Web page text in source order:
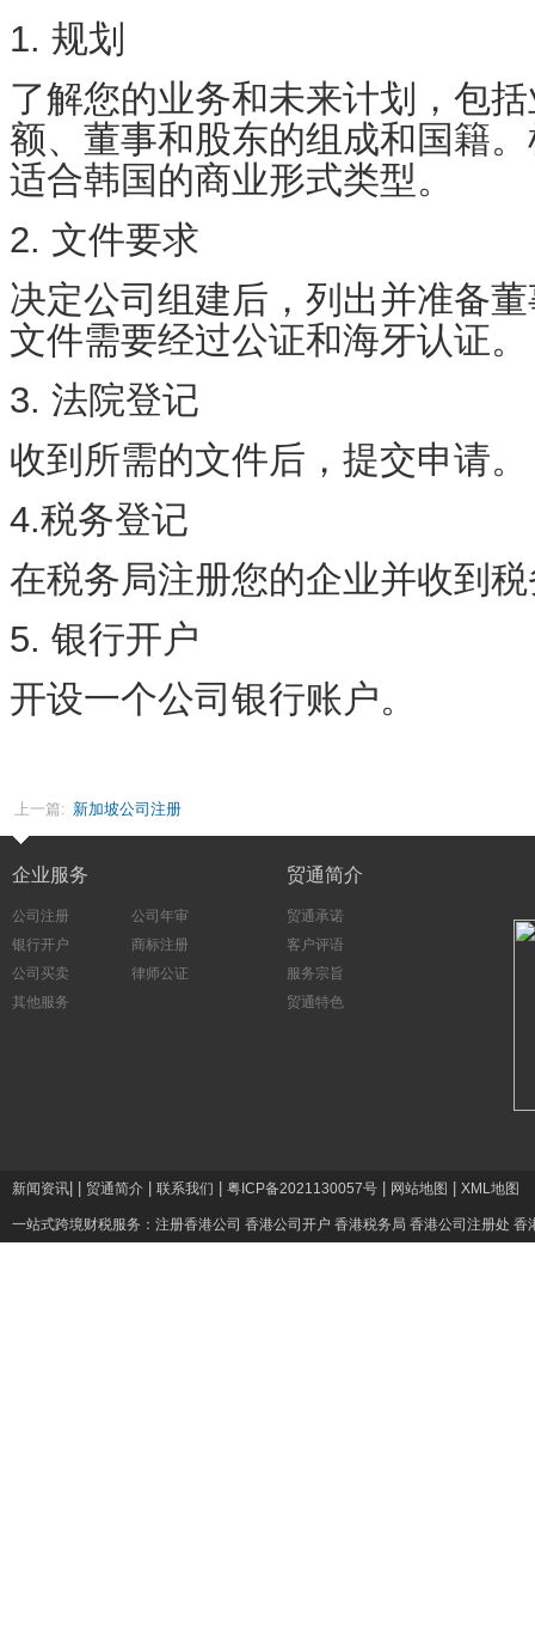
1. 规划
了解您的业务和未来计划，包
额、董事和股东的组成和国籍
适合韩国的商业形式类型。
2. 文件要求
决定公司组建后，列出并准备
文件需要经过公证和海牙认证。
3. 法院登记
收到所需的文件后，提交申请。
4.税务登记
在税务局注册您的企业并收到
5. 银行开户
开设一个公司银行账户。
上一篇: 新加坡公司注册
企业服务
公司注册
公司年审
银行开户
商标注册
公司买卖
律师公证
其他服务
贸通简介
贸通承诺
客户评语
服务宗旨
贸通特色
新闻资讯 贸通简介 联系我们 粤ICP备2021130057号 网站地图 XML地图
一站式跨境财税服务： 注册香港公司 香港公司开户 香港税务局 香港公司注册处 香